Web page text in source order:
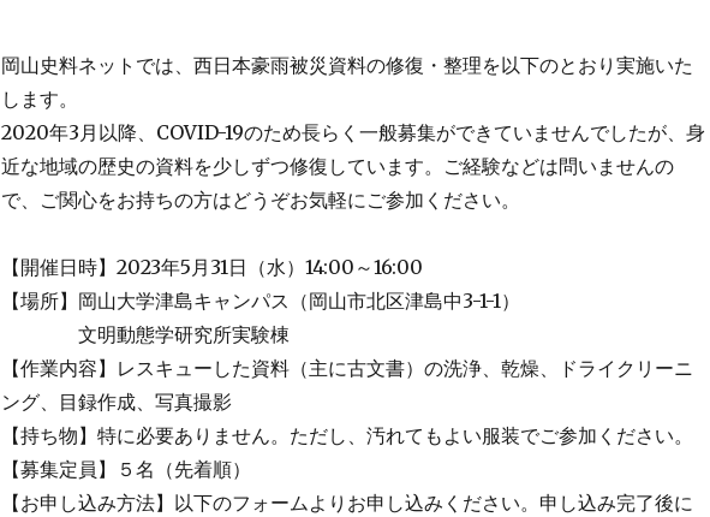
岡山史料ネットでは、西日本豪雨被災資料の修復・整理を以下のとおり実施いた
します。
2020年3月以降、COVID-19のため長らく一般募集ができていませんでしたが、身
近な地域の歴史の資料を少しずつ修復しています。ご経験などは問いませんの
で、ご関心をお持ちの方はどうぞお気軽にご参加ください。
【開催日時】2023年5月31日（水）14:00～16:00
【場所】岡山大学津島キャンパス（岡山市北区津島中3-1-1）
文明動態学研究所実験棟
【作業内容】レスキューした資料（主に古文書）の洗浄、乾燥、ドライクリーニ
ング、目録作成、写真撮影
【持ち物】特に必要ありません。ただし、汚れてもよい服装でご参加ください。
【募集定員】５名（先着順）
【お申し込み方法】以下のフォームよりお申し込みください。申し込み完了後に